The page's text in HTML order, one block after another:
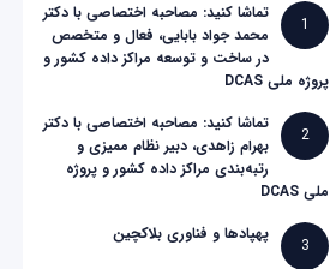
1
تماشا کنید: مصاحبه اختصاصی با دکتر
محمد جواد بابایی، فعال و متخصص
در ساخت و توسعه مراکز داده کشور و
پروژه ملی DCAS
2
تماشا کنید: مصاحبه اختصاصی با دکتر
بهرام زاهدی، دبیر نظام ممیزی و
رتبه‌بندی مراکز داده کشور و پروژه
ملی DCAS
3
پهپادها و فناوری بلاکچین